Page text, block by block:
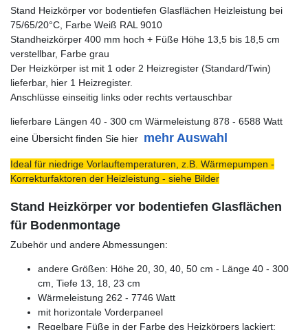
Stand Heizkörper vor bodentiefen Glasflächen Heizleistung bei
75/65/20°C, Farbe Weiß RAL 9010
Standheizkörper 400 mm hoch + Füße Höhe 13,5 bis 18,5 cm
verstellbar, Farbe grau
Der Heizkörper ist mit 1 oder 2 Heizregister (Standard/Twin)
lieferbar, hier 1 Heizregister.
Anschlüsse einseitig links oder rechts vertauschbar
lieferbare Längen 40 - 300 cm Wärmeleistung 878 - 6588 Watt
eine Übersicht finden Sie hier mehr Auswahl
Ideal für niedrige Vorlauftemperaturen, z.B. Wärmepumpen -
Korrekturfaktoren der Heizleistung - siehe Bilder
Stand Heizkörper vor bodentiefen Glasflächen
für Bodenmontage
Zubehör und andere Abmessungen:
andere Größen: Höhe 20, 30, 40, 50 cm - Länge 40 - 300
cm, Tiefe 13, 18, 23 cm
Wärmeleistung 262 - 7746 Watt
mit horizontale Vorderpaneel
Regelbare Füße in der Farbe des Heizkörpers lackiert: